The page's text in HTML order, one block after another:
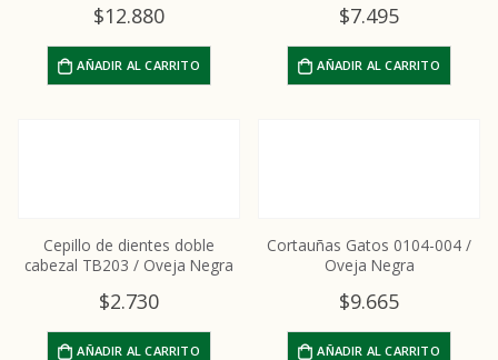
$12.880
AÑADIR AL CARRITO
$7.495
AÑADIR AL CARRITO
Cepillo de dientes doble
cabezal TB203 / Oveja Negra
$2.730
AÑADIR AL CARRITO
Cortauñas Gatos 0104-004 /
Oveja Negra
$9.665
AÑADIR AL CARRITO